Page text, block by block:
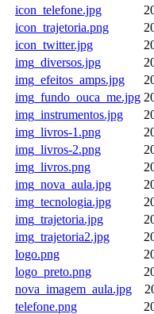
icon_telefone.jpg
icon_trajetoria.png
icon_twitter.jpg
img_diversos.jpg
img_efeitos_amps.jpg
img_fundo_ouca_me.jpg
img_instrumentos.jpg
img_livros-1.png
img_livros-2.png
img_livros.png
img_nova_aula.jpg
img_tecnologia.jpg
img_trajetoria.jpg
img_trajetoria2.jpg
logo.png
logo_preto.png
nova_imagem_aula.jpg
telefone.png